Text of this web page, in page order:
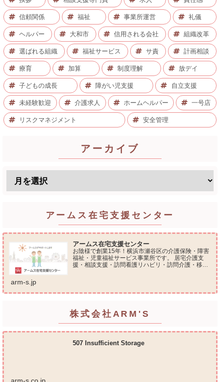
信頼関係 福祉 事業所運営 礼儀
ヘルパー 大和市 信用される会社 組織改革
選ばれる組織 福祉サービス サ責 計画相談
療育 加算 制度理解 放デイ
子どもの成長 障がい児支援 自立支援
未経験歓迎 介護求人 ホームヘルパー 一号店
リスクマネジメント 安全管理
アーカイブ
アームス在宅支援センター
アームス在宅支援センター
お陰様で創業15年！横浜市瀬谷区の介護保険・障害
福祉・児童福祉サービス事業所です。 居宅介護支
援・相談支援・訪問看護リハビリ・訪問介護・移動
arm-s.jp
株式会社ARM'S
507 Insufficient Storage